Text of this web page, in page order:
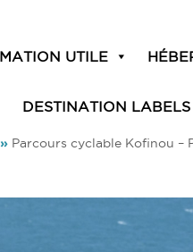
UTILE
DESTINATION LABELS
Parcours cyclable Kofinou –